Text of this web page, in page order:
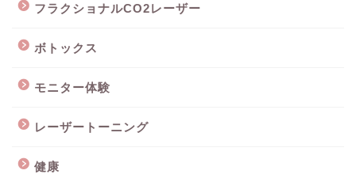
フラクショナルCO2レーザー
ボトックス
モニター体験
レーザートーニング
健康